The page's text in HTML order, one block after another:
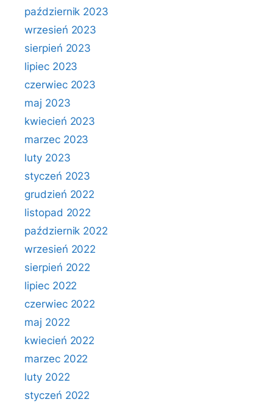
październik 2023
wrzesień 2023
sierpień 2023
lipiec 2023
czerwiec 2023
maj 2023
kwiecień 2023
marzec 2023
luty 2023
styczeń 2023
grudzień 2022
listopad 2022
październik 2022
wrzesień 2022
sierpień 2022
lipiec 2022
czerwiec 2022
maj 2022
kwiecień 2022
marzec 2022
luty 2022
styczeń 2022